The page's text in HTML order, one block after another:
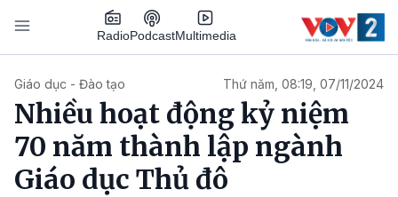
Nhảy đến nội dung
RadioPodcastMultimedia
Giáo dục - Đào tạo Thứ năm, 08:19, 07/11/2024
Nhiều hoạt động kỷ niệm
70 năm thành lập ngành
Giáo dục Thủ đô